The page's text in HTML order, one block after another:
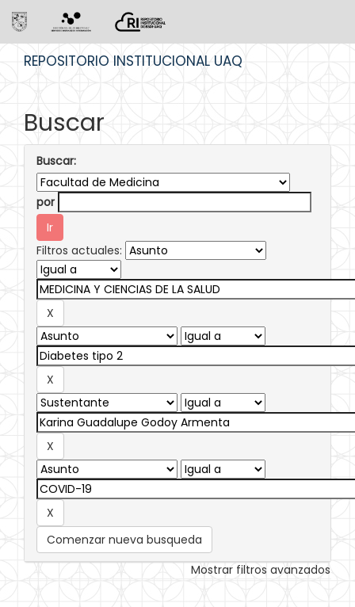
REPOSITORIO INSTITUCIONAL UAQ
Buscar
Buscar:
por
Filtros actuales:
Comenzar nueva busqueda
Mostrar filtros avanzados